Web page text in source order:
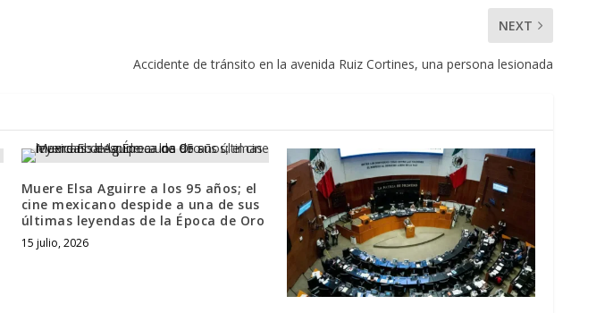
NEXT
Accidente de tránsito en la avenida Ruiz Cortines, una persona lesionada
Muere Elsa Aguirre a los 95 años; el
cine mexicano despide a una de sus
últimas leyendas de la Época de Oro
15 julio, 2026